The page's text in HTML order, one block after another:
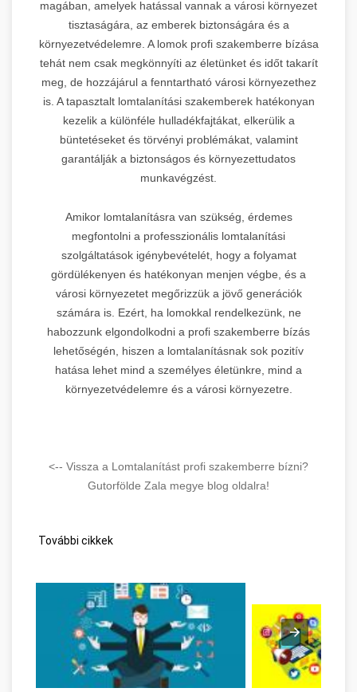
magában, amelyek hatással vannak a városi környezet
tisztaságára, az emberek biztonságára és a
környezetvédelemre. A lomok profi szakemberre bízása
tehát nem csak megkönnyíti az életünket és időt takarít
meg, de hozzájárul a fenntartható városi környezethez
is. A tapasztalt lomtalanítási szakemberek hatékonyan
kezelik a különféle hulladékfajtákat, elkerülik a
büntetéseket és törvényi problémákat, valamint
garantálják a biztonságos és környezettudatos
munkavégzést.
Amikor lomtalanításra van szükség, érdemes
megfontolni a professzionális lomtalanítási
szolgáltatások igénybevételét, hogy a folyamat
gördülékenyen és hatékonyan menjen végbe, és a
városi környezetet megőrizzük a jövő generációk
számára is. Ezért, ha lomokkal rendelkezünk, ne
habozzunk elgondolkodni a profi szakemberre bízás
lehetőségén, hiszen a lomtalanításnak sok pozitív
hatása lehet mind a személyes életünkre, mind a
környezetvédelemre és a városi környezetre.
<-- Vissza a Lomtalanítást profi szakemberre bízni?
Gutorfölde Zala megye blog oldalra!
További cikkek